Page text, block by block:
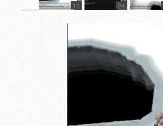
11 24